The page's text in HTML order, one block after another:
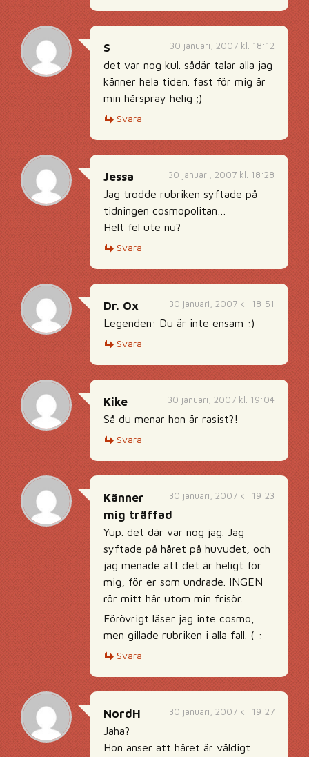
30 januari, 2007 kl. 18:12
S
det var nog kul. sådär talar alla jag
känner hela tiden. fast för mig är
min hårspray helig ;)
Svara
30 januari, 2007 kl. 18:28
Jessa
Jag trodde rubriken syftade på
tidningen cosmopolitan…
Helt fel ute nu?
Svara
30 januari, 2007 kl. 18:51
Dr. Ox
Legenden: Du är inte ensam :)
Svara
30 januari, 2007 kl. 19:04
Kike
Så du menar hon är rasist?!
Svara
30 januari, 2007 kl. 19:23
Känner
mig träffad
Yup. det där var nog jag. Jag
syftade på håret på huvudet, och
jag menade att det är heligt för
mig, för er som undrade. INGEN
rör mitt hår utom min frisör.
Förövrigt läser jag inte cosmo,
men gillade rubriken i alla fall. ( :
Svara
30 januari, 2007 kl. 19:27
NordH
Jaha?
Hon anser att håret är väldigt